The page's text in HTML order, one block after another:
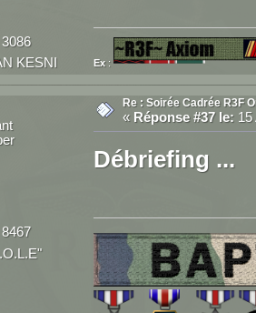
KESNI
Ex:
Re : Soirée Cadrée R3F
« Réponse #37 le:15
Débriefing ...